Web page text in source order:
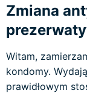
Zmiana
Witam,
kondomy.
prawidłowym